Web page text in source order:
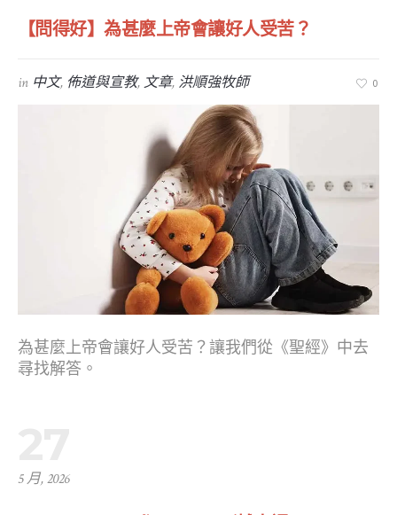
【問得好】為甚麼上帝會讓好人受苦？
in 中文, 佈道與宣教,文章, 洪順強牧師 0
為甚麼上帝會讓好人受苦？讓我們從《聖經》中去
尋找解答。
5 月, 2026